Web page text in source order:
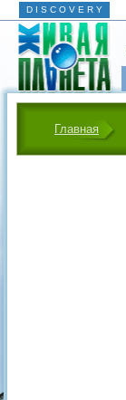
D I S C O V E R Y
Главная